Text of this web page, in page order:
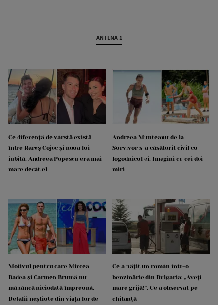
ANTENA 1
Ce diferență de vârstă există
între Rareș Cojoc și noua lui
iubită. Andreea Popescu era mai
mare decât el
Andreea Munteanu de la
Survivor s-a căsătorit civil cu
logodnicul ei. Imagini cu cei doi
miri
Motivul pentru care Mircea
Badea și Carmen Brumă nu
mănâncă niciodată împreună.
Detalii neștiute din viața lor de
Ce a pățit un român într-o
benzinărie din Bulgaria: „Aveți
mare grijă!”. Ce a observat pe
chitanță